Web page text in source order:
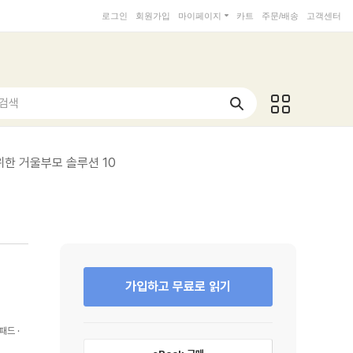
로그인 회원가입 마이페이지 카트 주문/배송 고객센터
색
거울부모 솔루션 10
드
가입하고 무료로 읽기